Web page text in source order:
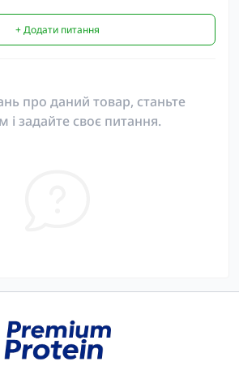
+ Додати питання
про даний товар, станьте
задайте своє питання.